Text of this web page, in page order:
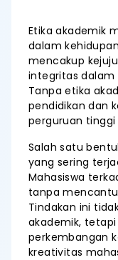
Etika akademik
dalam
mencakup
integritas dalam
Tanpa etika
pendidikan dan
perguruan
Salah satu
yang sering
Mahasiswa
tanpa
Tindakan ini
akademik,
perkembangan
kreativitas